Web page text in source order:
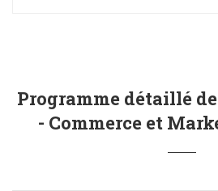
Programme détaillé
- Commerce et